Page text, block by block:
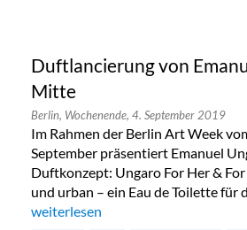
Duftlancierung von
Mitte
Berlin, Wochenende, 4. September 2019
Im Rahmen der Berlin Art Week
September präsentiert Emanuel
Duftkonzept: Ungaro For Her &
und urban – ein Eau de Toilette für
„Duftlancierung von Emanuel
weiterlesen